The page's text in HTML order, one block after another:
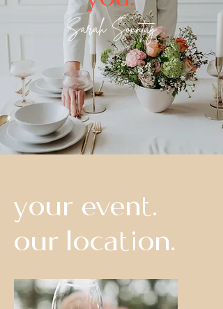
Sarah Sonntag
your event.
our location.